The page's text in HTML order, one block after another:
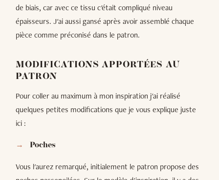
de biais, car avec ce tissu c'était compliqué niveau
épaisseurs. J'ai aussi gansé après avoir assemblé chaque
pièce comme préconisé dans le patron.
MODIFICATIONS APPORTÉES AU
PATRON
Pour coller au maximum à mon inspiration j'ai réalisé
quelques petites modifications que je vous explique juste
ici :
Poches
Vous l'aurez remarqué, initialement le patron propose des